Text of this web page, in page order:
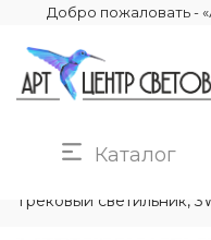
Добро пожаловать -
Каталог
Трековый светильник,